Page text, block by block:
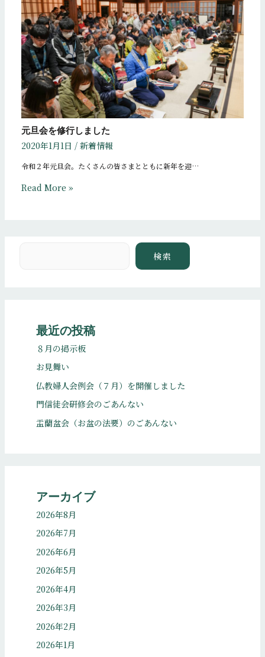
元旦会を修行しました
2020年1月1日 / 新着情報
令和２年元旦会。たくさんの皆さまとともに新年を迎…
Read More »
検索
最近の投稿
８月の掲示板
お見舞い
仏教婦人会例会（７月）を開催しました
門信徒会研修会のごあんない
盂蘭盆会（お盆の法要）のごあんない
アーカイブ
2026年8月
2026年7月
2026年6月
2026年5月
2026年4月
2026年3月
2026年2月
2026年1月